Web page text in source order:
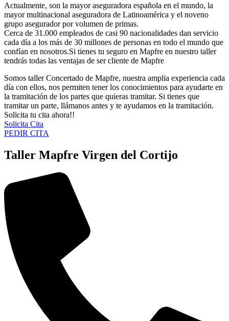
Actualmente, son la mayor aseguradora española en el mundo, la
mayor multinacional aseguradora de Latinoamérica y el noveno
grupo asegurador por volumen de primas.
Cerca de 31.000 empleados de casi 90 nacionalidades dan servicio
cada día a los más de 30 millones de personas en todo el mundo que
confían en nosotros.Si tienes tu seguro en Mapfre en nuestro taller
tendrás todas las ventajas de ser cliente de Mapfre
Somos taller Concertado de Mapfre, nuestra amplia experiencia cada
día con ellos, nos permiten tener los conocimientos para ayudarte en
la tramitación de los partes que quieras tramitar. Si tienes que
tramitar un parte, llámanos antes y te ayudamos en la tramitación.
Solicita tu cita ahora!!
Solicita Cita
PEDIR CITA
Taller Mapfre Virgen del Cortijo